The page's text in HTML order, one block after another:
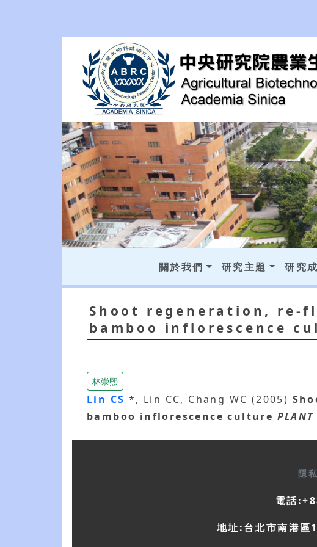
關於我們 研究主題 研究
Shoot regeneration, re-
bamboo inflorescence
林崇熙
Lin CS *, Lin CC, Chang WC (2005)
bamboo inflorescence culture PLANT
隱
電話
地址:台北市南港區